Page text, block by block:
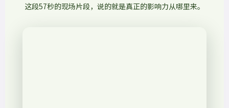
这段57秒的现场片段，说的就是真正的影响力从哪里来。